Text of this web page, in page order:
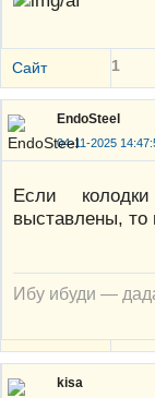
Сайт 1
EndoSteel
04-11-2025
Если
выставлены, то
Ибу ибуди —
kisa